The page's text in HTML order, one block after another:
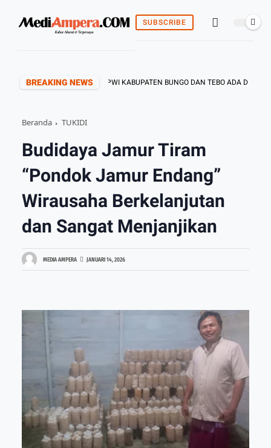
SUBSCRIBE
BREAKING NEWS
KEPENGURUSAN PWI KABUPATEN BUNGO DAN TEBO ADA DITANGAN
Beranda TUKIDI
Budidaya Jamur Tiram
“Pondok Jamur Endang”
Wirausaha Berkelanjutan
dan Sangat Menjanjikan
MEDIA AMPERA JANUARI 14, 2026